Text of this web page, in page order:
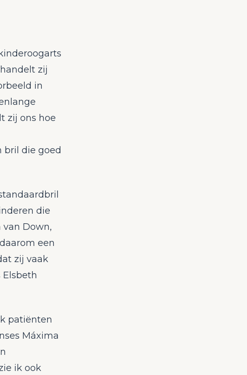
zij
in
zij ons hoe
bril die goed
die
Down,
een
zij vaak
patiënten
Máxima
ik ook